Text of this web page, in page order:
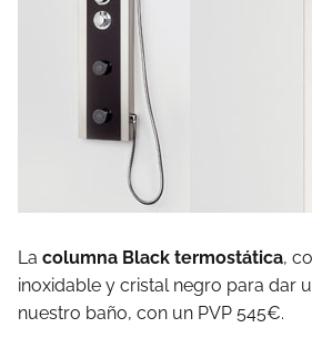
La columna Black termostática,
inoxidable y cristal negro para dar
nuestro baño, con un PVP 545€.